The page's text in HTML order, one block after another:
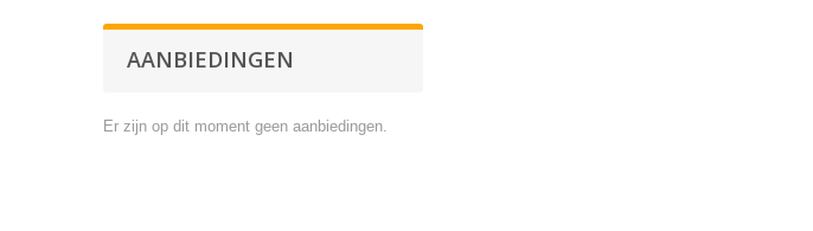
AANBIEDINGEN
Er zijn op dit moment geen aanbiedingen.